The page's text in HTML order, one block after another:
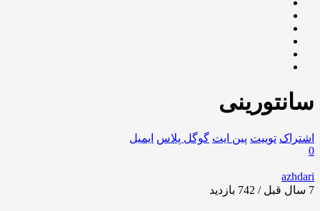
سانتورینی
اشتراک توییت پین ایت گوگل‌ پلاس ایمیل
0
azhdari
7 سال قبل / 742
بازدید